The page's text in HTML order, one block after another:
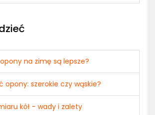
na zimę są lepsze?
opony: szerokie czy wąskie?
kół - wady i zalety